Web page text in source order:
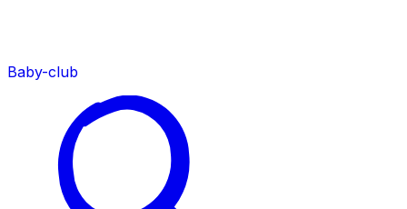
Baby-club